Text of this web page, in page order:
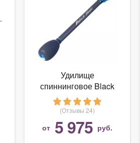
Удилище
спиннинговое Black
Hole Rimer Rockfish S-
802L-UL-T
(Отзывы 24)
от 5 975 руб.